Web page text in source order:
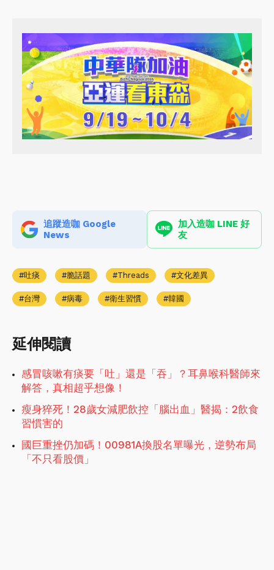
追蹤造咖 Google
News
加入造咖 LINE 好
友
吐痰 脆話題 Threads 文化差異
台灣 病毒 衛生習慣 韓國
延伸閱讀
感冒咳嗽有痰要「吐」還是「吞」？耳鼻喉科醫師來
解答，真相超乎想像！
瘦身猝死！28歲女減肥飲控「腦出血」醫揭：2飲食
習慣害的
國巨重挫仍加碼！00981A換股名單曝光，逆勢布局
「不只看股價」